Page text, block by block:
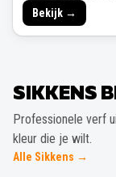
Bekijk →
SIKKENS
Professionele verf
kleur die je wilt.
Alle Sikkens →